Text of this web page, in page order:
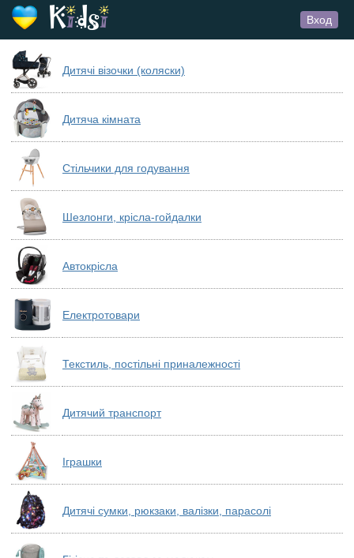
Вход
Дитячі візочки (коляски)
Дитяча кімната
Стільчики для годування
Шезлонги, крісла-гойдалки
Автокрісла
Електротовари
Текстиль, постільні приналежності
Дитячий транспорт
Іграшки
Дитячі сумки, рюкзаки, валізки, парасолі